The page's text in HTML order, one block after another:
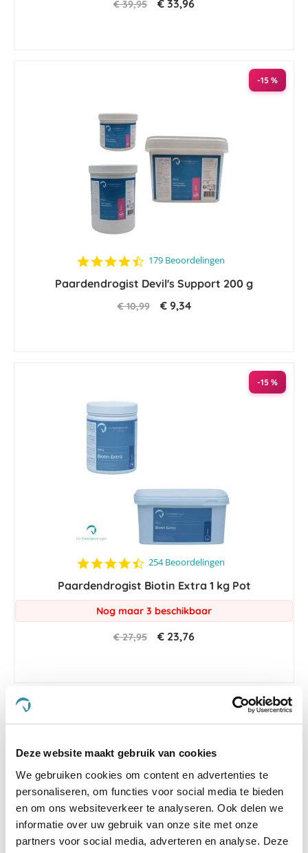
Deze website maakt gebruik van cookies
We gebruiken cookies om content en advertenties te
personaliseren, om functies voor social media te bieden
en om ons websiteverkeer te analyseren. Ook delen we
informatie over uw gebruik van onze site met onze
partners voor social media, adverteren en analyse. Deze
€ 39,95 € 33,96
-15 %
4.4
rating
179 Beoordelingen
Paardendrogist Devil's Support 200 g
€ 10,99 € 9,34
-15 %
4.4
rating
254 Beoordelingen
Paardendrogist Biotin Extra 1 kg Pot
Nog maar 3 beschikbaar
€ 27,95 € 23,76
-15 %